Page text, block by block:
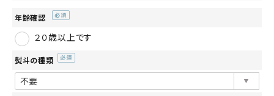
年齢確認
須)
２０歳以上です
熨斗の種類